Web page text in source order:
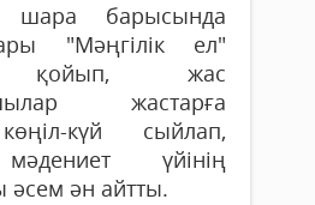
шара барысында
"Мәңгілік ел"
қойып, жас
жастарға
күй сыйлап,
үйінің
әсем ән айтты.